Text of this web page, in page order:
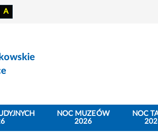
A
NOC MUZEÓW
2026
NOC